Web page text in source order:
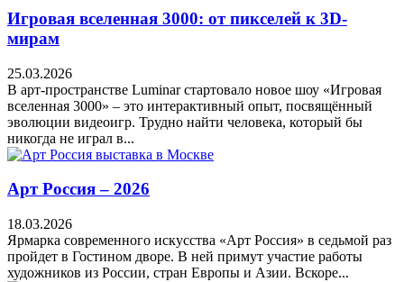
Игровая вселенная 3000: от пикселей к 3D-
мирам
25.03.2026
В арт-пространстве Luminar стартовало новое шоу «Игровая
вселенная 3000» – это интерактивный опыт, посвящённый
эволюции видеоигр. Трудно найти человека, который бы
никогда не играл в...
Арт Россия – 2026
18.03.2026
Ярмарка современного искусства «Арт Россия» в седьмой раз
пройдет в Гостином дворе. В ней примут участие работы
художников из России, стран Европы и Азии. Вскоре...